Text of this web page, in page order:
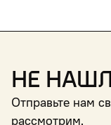
Не
Отправьте нам
рассмотрим.